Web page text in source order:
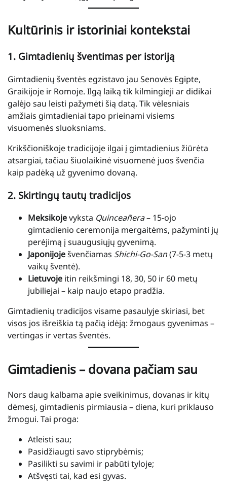
Kultūrinis ir istoriniai kontekstai
1. Gimtadienių šventimas per istoriją
Gimtadienių šventės egzistavo jau Senovės Egipte,
Graikijoje ir Romoje. Ilgą laiką tik kilmingieji ar didikai
galėjo sau leisti pažymėti šią datą. Tik vėlesniais
amžiais gimtadieniai tapo prieinami visiems
visuomenės sluoksniams.
Krikščioniškoje tradicijoje ilgai į gimtadienius žiūrėta
atsargiai, tačiau šiuolaikinė visuomenė juos švenčia
kaip padėką už gyvenimo dovaną.
2. Skirtingų tautų tradicijos
Meksikojevyksta Quinceañera– 15-ojo
gimtadienio ceremonija mergaitėms, pažyminti jų
perėjimą į suaugusiųjų gyvenimą.
Japonijoješvenčiamas Shichi-Go-San(7-5-3 metų
vaikų šventė).
Lietuvoje itin reikšmingi 18, 30, 50 ir 60 metų
jubiliejai – kaip naujo etapo pradžia.
Gimtadienių tradicijos visame pasaulyje skiriasi, bet
visos jos išreiškia tą pačią idėją: žmogaus gyvenimas –
vertingas ir vertas šventės.
Gimtadienis – dovana pačiam sau
Nors daug kalbama apie sveikinimus, dovanas ir kitų
dėmesį, gimtadienis pirmiausia – diena, kuri priklauso
žmogui. Tai proga:
Atleisti sau;
Pasidžiaugti savo stiprybėmis;
Pasilikti su savimi ir pabūti tyloje;
Atšvęsti tai, kad esi gyvas.